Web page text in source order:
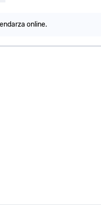
online.